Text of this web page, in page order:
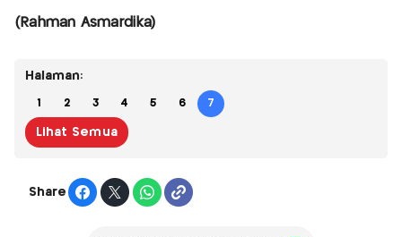
(Rahman Asmardika)
Halaman:
1 2 3 4 5 6 7
Lihat Semua
Share